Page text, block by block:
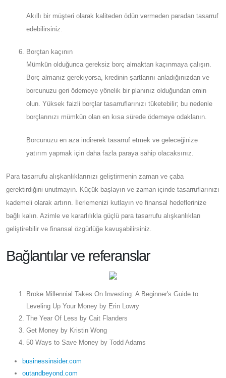
Akıllı bir müşteri olarak kaliteden ödün vermeden paradan tasarruf
edebilirsiniz.
Borçtan kaçının
Mümkün olduğunca gereksiz borç almaktan kaçınmaya çalışın.
Borç almanız gerekiyorsa, kredinin şartlarını anladığınızdan ve
borcunuzu geri ödemeye yönelik bir planınız olduğundan emin
olun. Yüksek faizli borçlar tasarruflarınızı tüketebilir; bu nedenle
borçlarınızı mümkün olan en kısa sürede ödemeye odaklanın.
Borcunuzu en aza indirerek tasarruf etmek ve geleceğinize
yatırım yapmak için daha fazla paraya sahip olacaksınız.
Para tasarrufu alışkanlıklarınızı geliştirmenin zaman ve çaba
gerektirdiğini unutmayın. Küçük başlayın ve zaman içinde tasarruflarınızı
kademeli olarak artırın. İlerlemenizi kutlayın ve finansal hedeflerinize
bağlı kalın. Azimle ve kararlılıkla güçlü para tasarrufu alışkanlıkları
geliştirebilir ve finansal özgürlüğe kavuşabilirsiniz.
Bağlantılar ve referanslar
Broke Millennial Takes On Investing: A Beginner's Guide to
Leveling Up Your Money by Erin Lowry
The Year Of Less by Cait Flanders
Get Money by Kristin Wong
50 Ways to Save Money by Todd Adams
businessinsider.com
outandbeyond.com